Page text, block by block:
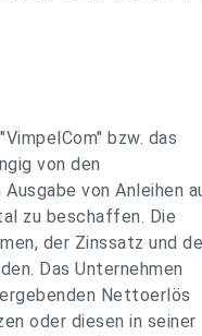
bzw. das
von den
von Anleihen
zu beschaffen. Die
der Zinssatz und
Das Unternehmen
Nettoerlös
oder diesen in seiner